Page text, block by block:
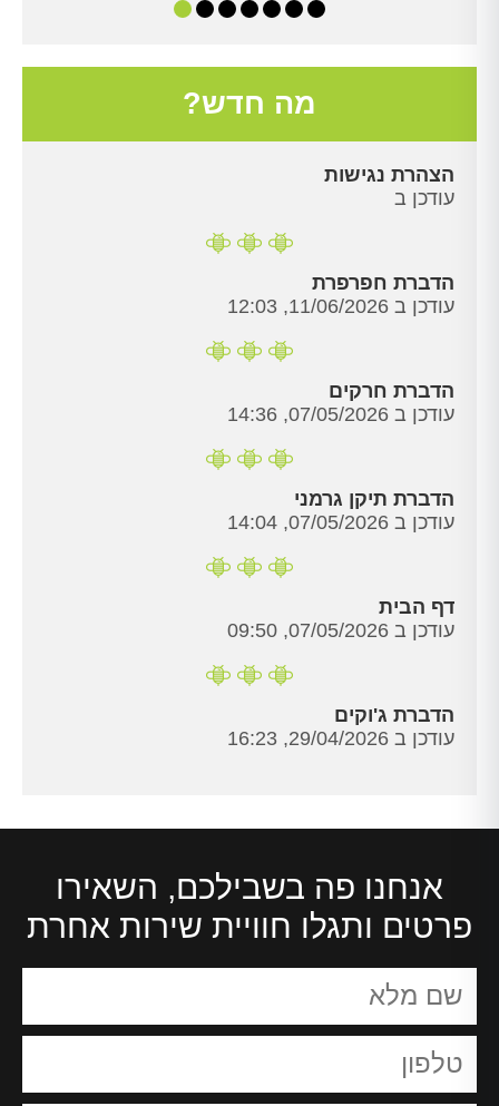
מה חדש?
הצהרת נגישות
עודכן ב
הדברת חפרפרת
עודכן ב 11/06/2026, 12:03
הדברת חרקים
עודכן ב 07/05/2026, 14:36
הדברת תיקן גרמני
עודכן ב 07/05/2026, 14:04
דף הבית
עודכן ב 07/05/2026, 09:50
הדברת ג'וקים
עודכן ב 29/04/2026, 16:23
אנחנו פה בשבילכם, השאירו
פרטים ותגלו חוויית שירות אחרת